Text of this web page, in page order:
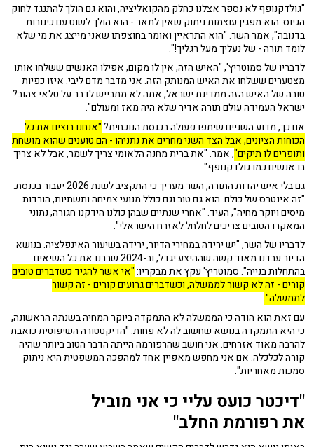
"גולדקנופף לא נספר אצלנו כחלק מהקואליציה, והוא גם הולך להתנגד לחוק
הגיוס. הוא מפגין עוצמות ניתוק שאין לתאר - הוא הולך לשוט עם כינורות
בדנובה", אמר השר. "הוא התראיין ואומר בחוצפתו שאני מייצג את מי שלא
לומד תורה - של נעליך מעל רגליך!".
לדבריו של סמוטריץ', "האיש הזה, אין לו מקום, אפילו האנשים ששלחו אותו
מצטערים ששלחו את האיש המנותק הזה. אני מדבר מדם ליבי. איזו כפיות
טובה של האיש הזה ממדינת ישראל, אתה לא מתבייש לדבר על טלאי צהוב?
ישראל העמידה עולם תורה אדיר שלא היה מאז ומעולם".
אם כך, מדוע השניים שיתפו פעולה בכנסת הנוכחית?"אנחנו רוצים את כל
הכוחות הציונים, אבל הצד השני מחרים את נתניהו - הם טוענים שהוא מושחת
ותופרים לו תיקים", אמר. "את ברית מחנה הלאומי צריך לשמר, אבל לא צריך
בו אנשים כמו גולדקנופף".
גם בלי איש יהדות התורה, השר מעריך כי התקציב לשנת 2026 יעבור בכנסת.
"זה אינטרס של כולם. הוא גם טוב וגם כולל מנועי צמיחה ותשתיות, הורדות
מיסים ויוקר מחיה", העיד. "אחרי שנתיים שבהן כולנו הידקנו חגורה, נתוני
המאקרו הטובים צריכים לחלחל לאזרח הישראלי".
לדבריו של השר, "יש ירידה במחירי הדיור, ירידה בשיעור האינפלציה. בנושא
הדיור עבדנו מאוד קשה שההיצע יגדל, וב-2024 שברנו את כל השיאים
בהתחלות בנייה". סמוטריץ' עקץ את מבקריו:"אי אשר להגיד כשדברים טובים
קורים - זה לא קשור לממשלה, וכשדברים גרועים קורים - זה קשור
לממשלה".
עם זאת הוא הודה כי הממשלה לא התמקדה ביוקר המחיה בשנתה הראשונה,
כי היא התמקדה בנושא שחשוב לה לא פחות. "הדיקטטורה השיפוטית כואבת
להרבה מאוד אזרחים. אני חושב שהרפורמה הייתה הדבר הטוב ביותר שהיה
קורה לכלכלה. אם אני מחפש מאפיין אחד למהפכה המשפטית היא ניתוק
סמכות מאחריות".
"דיכטר כועס עליי כי אני מוביל
את רפורמת החלב"